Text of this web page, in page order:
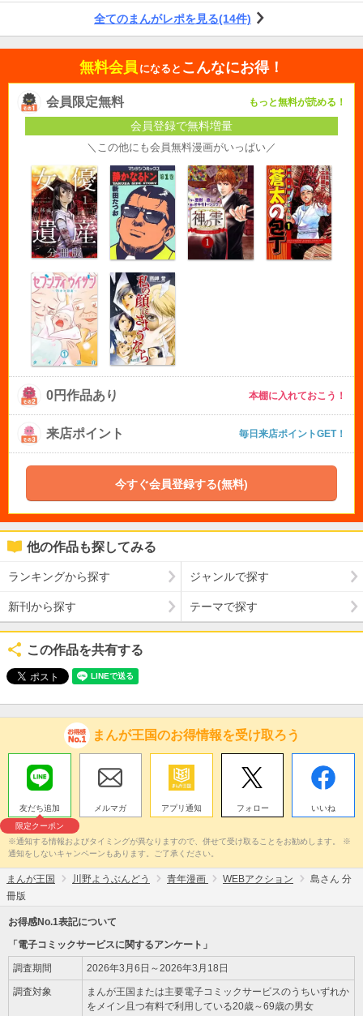
全てのまんがレポを見る(14件)
無料会員 になると こんなにお得！
会員限定無料 もっと無料が読める！
会員登録で無料増量
＼この他にも会員無料漫画がいっぱい／
0円作品あり 本棚に入れておこう！
来店ポイント 毎日来店ポイントGET！
今すぐ会員登録する(無料)
他の作品も探してみる
ランキングから探す ジャンルで探す
新刊から探す テーマで探す
この作品を共有する
まんが王国のお得情報を受け取ろう
友だち追加
限定クーポン
メルマガ アプリ通知 フォロー いいね
※通知する情報およびタイミングが異なりますので、併せて受け取ることをお勧めします。 ※
通知をしないキャンペーンもあります。ご了承ください。
まんが王国 川野ようぶんどう 青年漫画 WEBアクション
島さん 分
冊版
お得感No.1表記について
「電子コミックサービスに関するアンケート」
調査期間 2026年3月6日～2026年3月18日
調査対象
まんが王国または主要電子コミックサービスのうちいずれか
をメイン且つ有料で利用している20歳～69歳の男女